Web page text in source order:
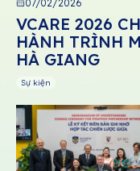
07/02/2026
VCARE 2026
HÀNH TRÌNH
HÀ GIANG
Sự kiện